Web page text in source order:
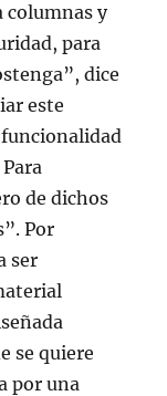
columnas y
para
dice
este
de dichos
Por
ser
se quiere
por una